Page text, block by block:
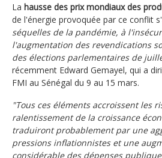
La hausse des prix mondiaux des
de l'énergie provoquée par ce conflit
séquelles de la pandémie, à
l'augmentation des revendications
des élections parlementaires de
récemment Edward Gemayel, qui a
FMI au Sénégal du 9 au 15 mars.
"Tous ces éléments accroissent les
ralentissement de la croissance
traduiront probablement par une
pressions inflationnistes et une
considérable des dépenses